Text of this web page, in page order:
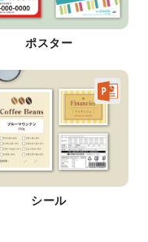
ポスター
シール